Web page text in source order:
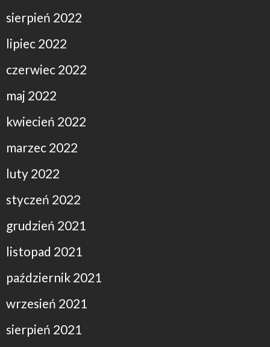
sierpień 2022
lipiec 2022
czerwiec 2022
maj 2022
kwiecień 2022
marzec 2022
luty 2022
styczeń 2022
grudzień 2021
listopad 2021
październik 2021
wrzesień 2021
sierpień 2021